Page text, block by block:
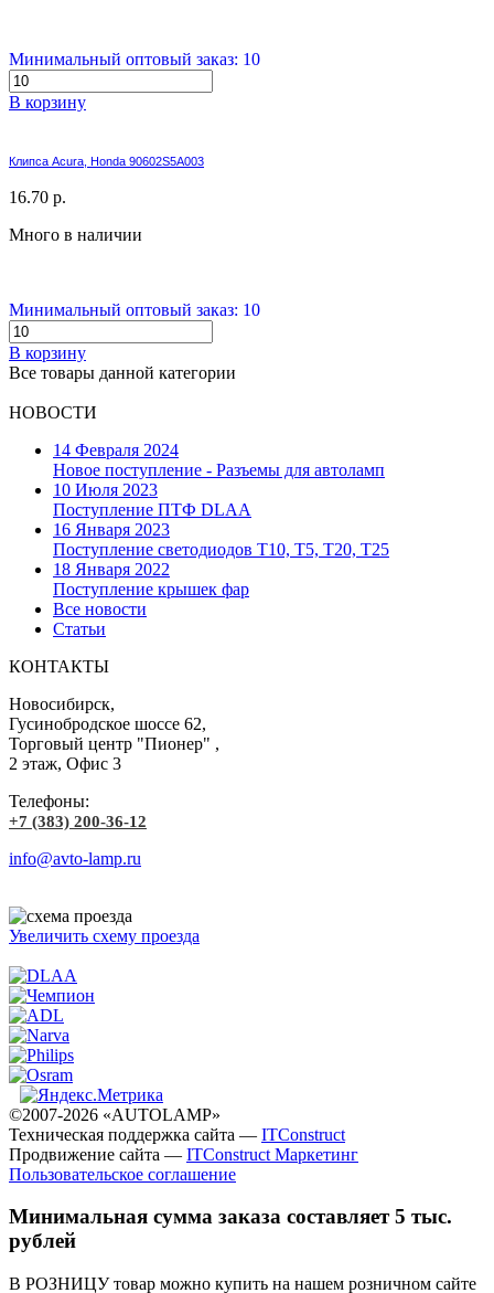
Минимальный оптовый заказ: 10
В корзину
Клипса Acura, Honda 90602S5A003
16.70 р.
Много в наличии
Минимальный оптовый заказ: 10
В корзину
Все товары данной категории
НОВОСТИ
14 Февраля 2024
Новое поступление - Разъемы для автоламп
10 Июля 2023
Поступление ПТФ DLAA
16 Января 2023
Поступление светодиодов T10, T5, T20, T25
18 Января 2022
Поступление крышек фар
Все новости
Статьи
КОНТАКТЫ
Новосибирск,
Гусинобродское шоссе 62,
Торговый центр "Пионер" ,
2 этаж, Офис 3
Телефоны:
+7 (383) 200-36-12
info@avto-lamp.ru
Увеличить схему проезда
©2007-2026 «AUTOLAMP»
Техническая поддержка сайта — ITConstruct
Продвижение сайта — ITConstruct Маркетинг
Пользовательское соглашение
Минимальная сумма заказа составляет 5 тыс.
рублей
В РОЗНИЦУ товар можно купить на нашем розничном сайте